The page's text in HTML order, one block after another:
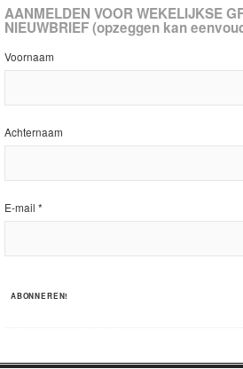
AANMELDEN VOOR WEKELIJKSE
NIEUWBRIEF (opzeggen kan
Voornaam
Achternaam
E-mail *